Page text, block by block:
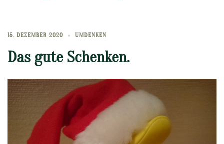
15. DEZEMBER 2020 UMDENKEN
Das gute Schenken.